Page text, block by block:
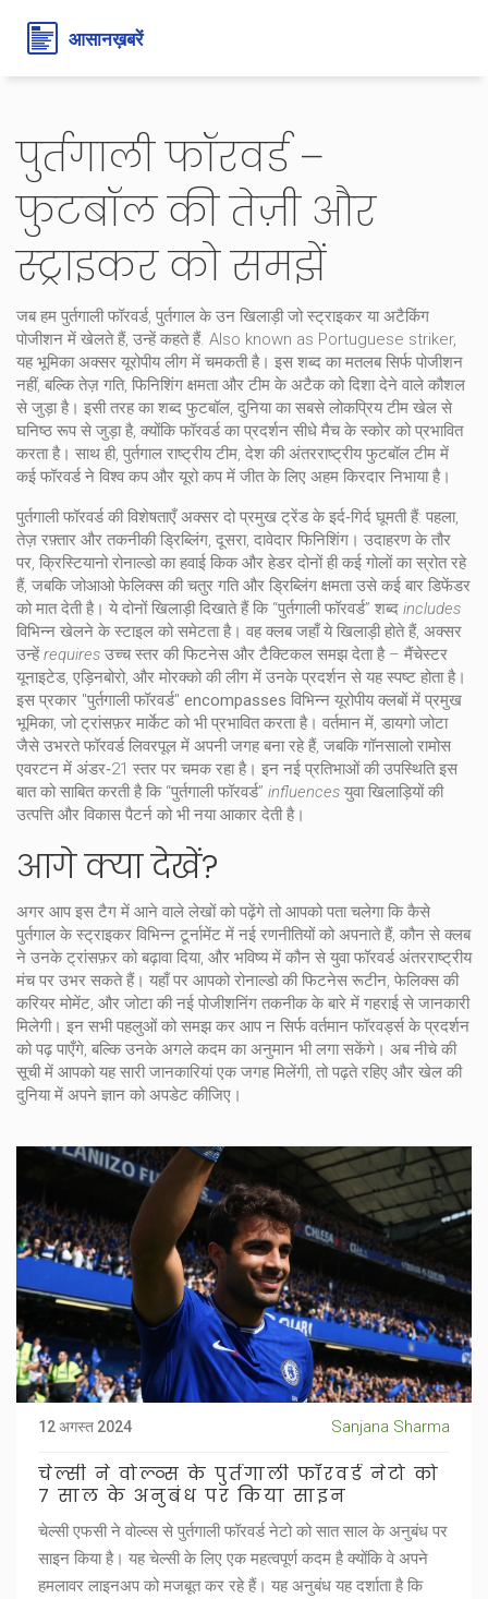
पुर्तगाली फॉरवर्ड –
फुटबॉल की तेज़ी और
स्ट्राइकर को समझें
जब हम पुर्तगाली फॉरवर्ड, पुर्तगाल के उन खिलाड़ी जो स्ट्राइकर या अटैकिंग
पोजीशन में खेलते हैं, उन्हें कहते हैं. Also known as Portuguese striker,
यह भूमिका अक्सर यूरोपीय लीग में चमकती है। इस शब्द का मतलब सिर्फ पोजीशन
नहीं, बल्कि तेज़ गति, फिनिशिंग क्षमता और टीम के अटैक को दिशा देने वाले कौशल
से जुड़ा है। इसी तरह का शब्द फुटबॉल, दुनिया का सबसे लोकप्रिय टीम खेल से
घनिष्ठ रूप से जुड़ा है, क्योंकि फॉरवर्ड का प्रदर्शन सीधे मैच के स्कोर को प्रभावित
करता है। साथ ही, पुर्तगाल राष्ट्रीय टीम, देश की अंतरराष्ट्रीय फुटबॉल टीम में
कई फॉरवर्ड ने विश्व कप और यूरो कप में जीत के लिए अहम किरदार निभाया है।
पुर्तगाली फॉरवर्डकी विशेषताएँ अक्सर दो प्रमुख ट्रेंड के इर्द‑गिर्द घूमती हैं: पहला,
तेज़ रफ़्तार और तकनीकी ड्रिब्लिंग, दूसरा, दावेदार फिनिशिंग। उदाहरण के तौर
पर, क्रिस्टियानो रोनाल्डो का हवाई किक और हेडर दोनों ही कई गोलों का स्रोत रहे
हैं, जबकि जोआओ फेलिक्स की चतुर गति और ड्रिब्लिंग क्षमता उसे कई बार डिफेंडर
को मात देती है। ये दोनों खिलाड़ी दिखाते हैं कि “पुर्तगाली फॉरवर्ड” शब्द includes
विभिन्न खेलने के स्टाइल को समेटता है। वह क्लब जहाँ ये खिलाड़ी होते हैं, अक्सर
उन्हेंrequires उच्च स्तर की फिटनेस और टैक्टिकल समझ देता है – मैंचेस्टर
यूनाइटेड, एड़िनबोरो, और मोरक्को की लीग में उनके प्रदर्शन से यह स्पष्ट होता है।
इस प्रकार "पुर्तगाली फॉरवर्ड" encompasses विभिन्न यूरोपीय क्लबों में प्रमुख
भूमिका, जो ट्रांसफ़र मार्केट को भी प्रभावित करता है। वर्तमान में, डायगो जोटा
जैसे उभरते फॉरवर्ड लिवरपूल में अपनी जगह बना रहे हैं, जबकि गॉनसालो रामोस
एवरटन में अंडर‑21 स्तर पर चमक रहा है। इन नई प्रतिभाओं की उपस्थिति इस
बात को साबित करती है कि “पुर्तगाली फॉरवर्ड” influences युवा खिलाड़ियों की
उत्पत्ति और विकास पैटर्न को भी नया आकार देती है।
आगे क्या देखें?
अगर आप इस टैग में आने वाले लेखों को पढ़ेंगे तो आपको पता चलेगा कि कैसे
पुर्तगाल के स्ट्राइकर विभिन्न टूर्नामेंट में नई रणनीतियों को अपनाते हैं, कौन से क्लब
ने उनके ट्रांसफ़र को बढ़ावा दिया, और भविष्य में कौन से युवा फॉरवर्ड अंतरराष्ट्रीय
मंच पर उभर सकते हैं। यहाँ पर आपको रोनाल्डो की फिटनेस रूटीन, फेलिक्स की
करियर मोमेंट, और जोटा की नई पोजीशनिंग तकनीक के बारे में गहराई से जानकारी
मिलेगी। इन सभी पहलुओं को समझ कर आप न सिर्फ वर्तमान फॉरवर्ड्स के प्रदर्शन
को पढ़ पाएँगे, बल्कि उनके अगले कदम का अनुमान भी लगा सकेंगे। अब नीचे की
सूची में आपको यह सारी जानकारियां एक जगह मिलेंगी, तो पढ़ते रहिए और खेल की
दुनिया में अपने ज्ञान को अपडेट कीजिए।
12 अगस्त 2024 Sanjana Sharma
चेल्सी ने वोल्व्स के पुर्तगाली फॉरवर्ड नेटो को
7 साल के अनुबंध पर किया साइन
चेल्सी एफसी ने वोल्व्स से पुर्तगाली फॉरवर्ड नेटो को सात साल के अनुबंध पर
साइन किया है। यह चेल्सी के लिए एक महत्वपूर्ण कदम है क्योंकि वे अपने
हमलावर लाइनअप को मजबूत कर रहे हैं। यह अनुबंध यह दर्शाता है कि